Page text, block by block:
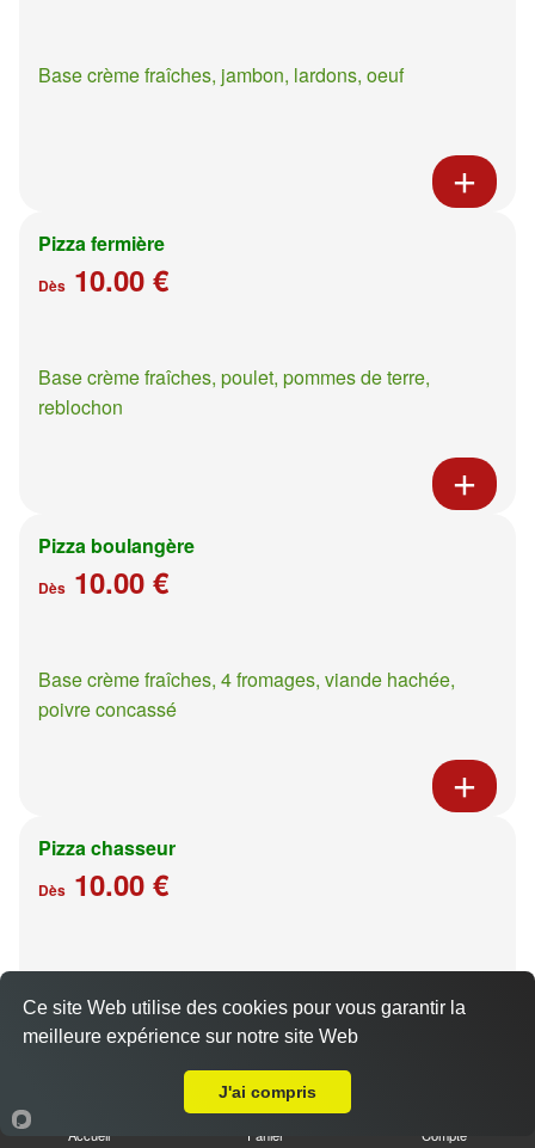
Base crème fraîches, jambon, lardons, oeuf
Pizza fermière
Dès 10.00 €
Base crème fraîches, poulet, pommes de terre,
reblochon
Pizza boulangère
Dès 10.00 €
Base crème fraîches, 4 fromages, viande hachée,
poivre concassé
Pizza chasseur
Dès 10.00 €
pommes de terre
Accueil Panier Compte
Ce site Web utilise des cookies pour vous garantir la
meilleure expérience sur notre site Web
J'ai compris